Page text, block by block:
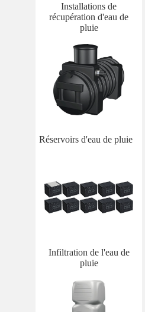
Installations de
récupération d'eau de
pluie
Réservoirs d'eau de pluie
Infiltration de l'eau de
pluie